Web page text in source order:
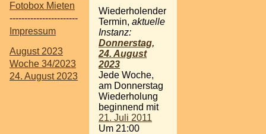
Fotobox Mieten
-----------------------
Impressum
August 2023
Woche 34/2023
24. August 2023
Wiederholender
Termin, aktuelle
Instanz:
Donnerstag,
24. August
2023
Jede Woche,
am Donnerstag
Wiederholung
beginnend mit
21. Juli 2011
Um 21:00